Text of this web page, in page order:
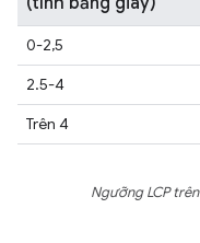
0-2,5
2.5-4
Trên 4
Ngưỡng LCP